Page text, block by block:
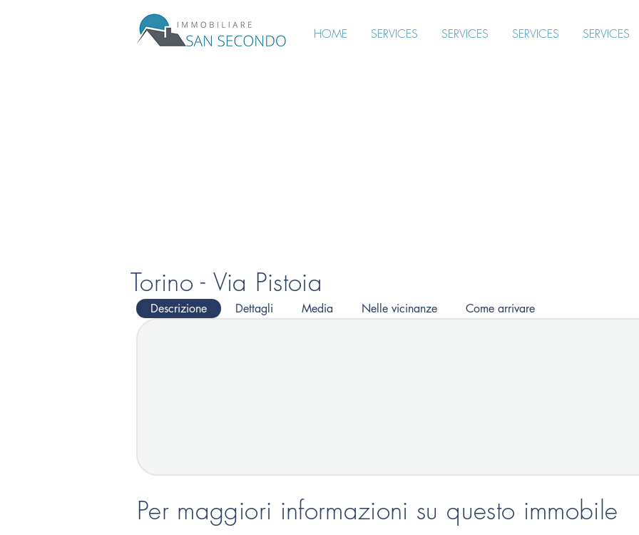
HOME SERVICES SERVICES SERVICES SERVICES
Torino - Via Pistoia
Descrizione Dettagli Media Nelle vicinanze Come arrivare
Per maggiori informazioni su questo immobile